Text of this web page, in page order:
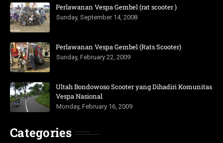
Perlawanan Vespa Gembel (rat scooter )
Sunday, September 14, 2008
Perlawanan Vespa Gembel (Rats Scooter)
Sunday, February 22, 2009
Ultah Bondowoso Scooter yang Dihadiri Komunitas
Vespa Nasional
Monday, February 16, 2009
Categories